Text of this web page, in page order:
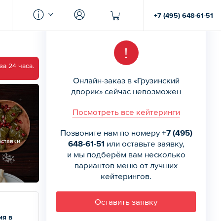
+7 (495) 648-61-51
24 часа.
в
!
Онлайн-заказ в «Грузинский
дворик» сейчас невозможен
Посмотреть все кейтеринги
Позвоните нам по номеру +7 (495)
648-61-51 или оставьте заявку,
и мы подберём вам несколько
вариантов меню от лучших
кейтерингов.
Оставить заявку